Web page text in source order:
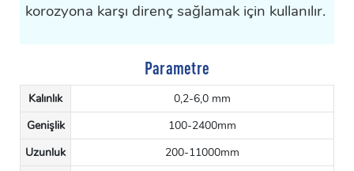
korozyona karşı direnç sağlamak için kullanılır.
Parametre
Kalınlık
0,2-6,0 mm
Genişlik
100-2400mm
Uzunluk
200-11000mm